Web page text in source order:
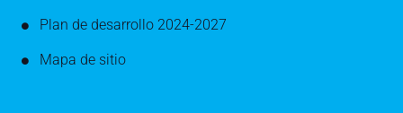
Plan de desarrollo 2024-2027
Mapa de sitio